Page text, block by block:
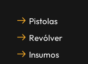
Pistolas
Revólver
Insumos